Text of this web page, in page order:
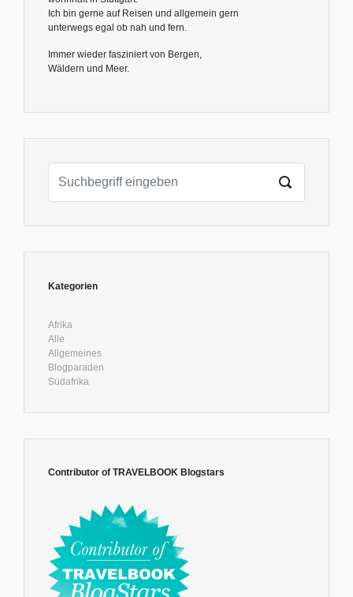
Ich bin gerne auf Reisen und allgemein gern
unterwegs egal ob nah und fern.
Immer wieder fasziniert von Bergen,
Wäldern und Meer.
Kategorien
Afrika
Alle
Allgemeines
Blogparaden
Südafrika
Contributor of TRAVELBOOK Blogstars